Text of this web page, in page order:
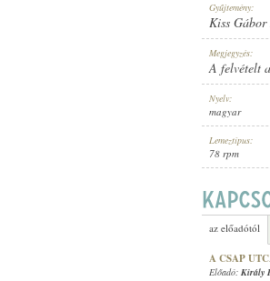
LEMEZSZÁM:
Gyűjtemény:
Kiss
Megjegyzés:
A felvételt
Nyelv:
magyar
Lemeztípus:
78 rpm
az előadótól
A CSAP
Előadó: Király